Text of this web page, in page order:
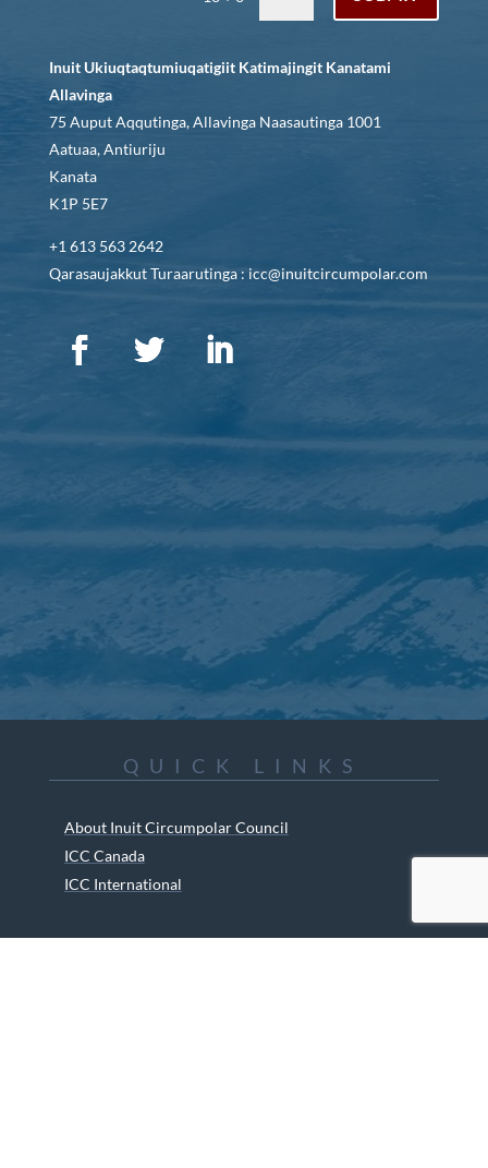
Inuit Ukiuqtaqtumiuqatigiit Katimajingit Kanatami
Allavinga
75 Auput Aqqutinga, Allavinga Naasautinga 1001
Aatuaa, Antiuriju
Kanata
K1P 5E7
+1 613 563 2642
Qarasaujakkut Turaarutinga : icc@inuitcircumpolar.com
QUICK LINKS
About Inuit Circumpolar Council
ICC Canada
ICC International